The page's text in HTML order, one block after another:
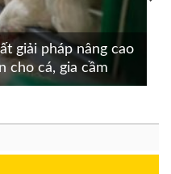
giải pháp nâng cao
cho cá, gia cầm